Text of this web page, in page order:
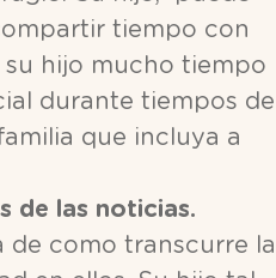
tiempo con
hijo mucho tiempo
durante tiempos de
que incluya a
de las noticias.
de como transcurre la